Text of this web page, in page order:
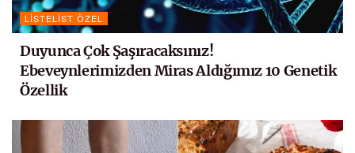
LISTELIST ÖZEL
Duyunca Çok Şaşıracaksınız!
Ebeveynlerimizden Miras Aldığımız 10 Genetik
Özellik